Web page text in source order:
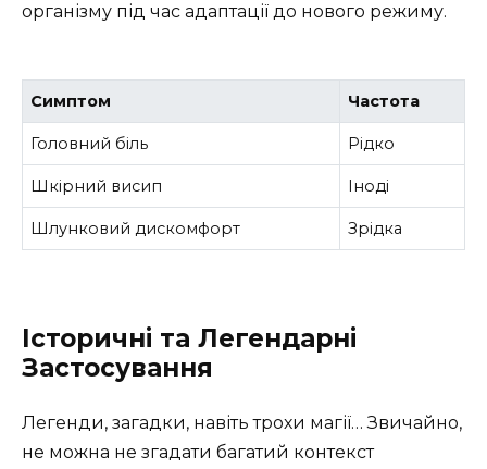
організму під час адаптації до нового режиму.
Симптом Частота
Головний біль Рідко
Шкірний висип Іноді
Шлунковий дискомфорт Зрідка
Історичні та Легендарні
Застосування
Легенди, загадки, навіть трохи магії… Звичайно,
не можна не згадати багатий контекст